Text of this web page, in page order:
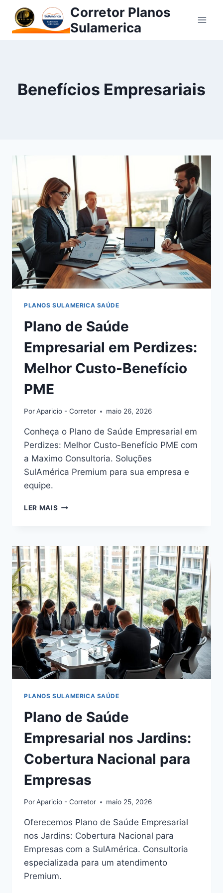
Pular
para
Corretor Planos
Sulamerica
Benefícios Empresariais
PLANOS SULAMERICA SAÚDE
Plano de Saúde
Empresarial em Perdizes:
Melhor Custo-Benefício
PME
PorAparicio - Corretor maio 26, 2026
Conheça o Plano de Saúde Empresarial em
Perdizes: Melhor Custo-Benefício PME com
a Maximo Consultoria. Soluções
SulAmérica Premium para sua empresa e
equipe.
LER MAIS PLANO
EM
PERDIZES:
MELHOR
CUSTO-
BENEFÍCIO
PME
PLANOS SULAMERICA SAÚDE
Plano de Saúde
Empresarial nos Jardins:
Cobertura Nacional para
Empresas
PorAparicio - Corretor maio 25, 2026
Oferecemos Plano de Saúde Empresarial
nos Jardins: Cobertura Nacional para
Empresas com a SulAmérica. Consultoria
especializada para um atendimento
Premium.